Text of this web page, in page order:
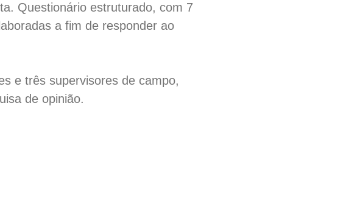
Questionário estruturado, com 7
a fim de responder ao
e três supervisores de campo,
de opinião.